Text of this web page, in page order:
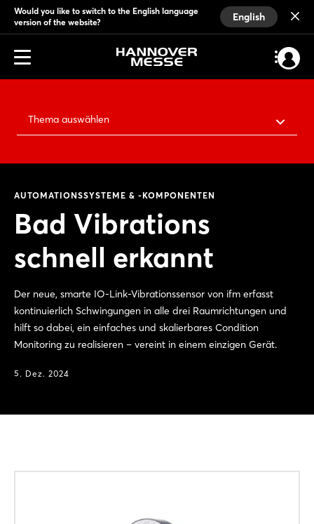
Would you like to switch to the English language
version of the website?
English
Thema auswählen
AUTOMATIONSSYSTEME & -KOMPONENTEN
Bad Vibrations
schnell erkannt
Der neue, smarte IO-Link-Vibrationssensor von ifm erfasst
kontinuierlich Schwingungen in alle drei Raumrichtungen und
hilft so dabei, ein einfaches und skalierbares Condition
Monitoring zu realisieren – vereint in einem einzigen Gerät.
5. Dez. 2024